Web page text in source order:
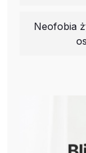
Neofobia